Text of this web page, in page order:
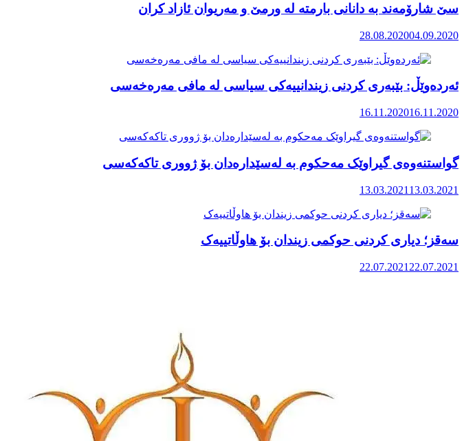
سێ شارۆمەند بە دانانی بارمتە لە ورمێ و مەریوان ئازاد کران
28.08.202004.09.2020
ئەردەوێڵ: بێبەری کردنی زیندانییەکی سیاسی لە مافی مەرەخەسی
16.11.202016.11.2020
گواستنەوەی گیراوێک مەحکوم بە لەسێدارەدان بۆ ژووری تاکەکەسی
13.03.2021 13.03.2021
سەقز؛ دیاری کردنی حوکمی زیندان بۆ هاوڵاتییەک
22.07.2021 22.07.2021